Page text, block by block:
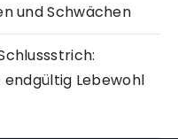
und Schwächen
Lebewohl